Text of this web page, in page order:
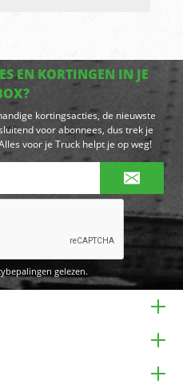
EN KORTINGEN IN JE
kortingsacties, de nieuwste
voor abonnees, dus trek je
voor je Truck helpt je op weg!
gelezen.